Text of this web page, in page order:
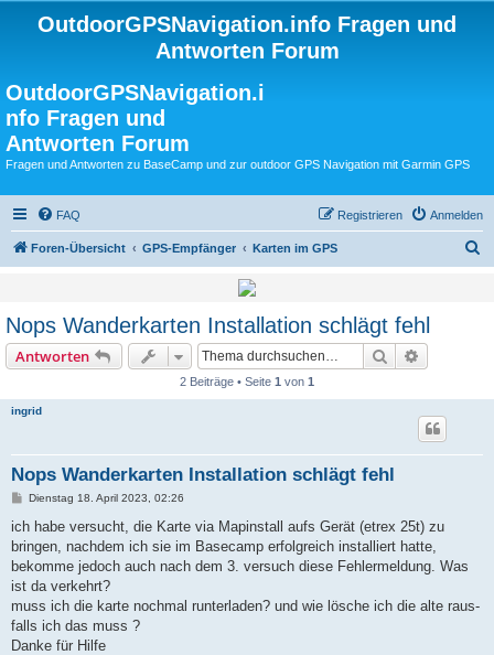
OutdoorGPSNavigation.info Fragen und
Antworten Forum
OutdoorGPSNavigation.i
nfo Fragen und
Antworten Forum
Fragen und Antworten zu BaseCamp und zur outdoor GPS Navigation mit Garmin GPS
FAQ Anmelden
Registrieren
Foren-Übersicht GPS-Empfänger Karten im GPS
Nops Wanderkarten Installation schlägt fehl
Antworten Suche
2 Beiträge • Seite 1 von 1
ingrid
Nops Wanderkarten Installation schlägt fehl
B
i
r
a
Dienstag 18. April 2023, 02:26
ich habe versucht, die Karte via Mapinstall aufs Gerät (etrex 25t) zu
bringen, nachdem ich sie im Basecamp erfolgreich installiert hatte,
bekomme jedoch auch nach dem 3. versuch diese Fehlermeldung. Was
ist da verkehrt?
muss ich die karte nochmal runterladen? und wie lösche ich die alte raus-
falls ich das muss ?
Danke für Hilfe